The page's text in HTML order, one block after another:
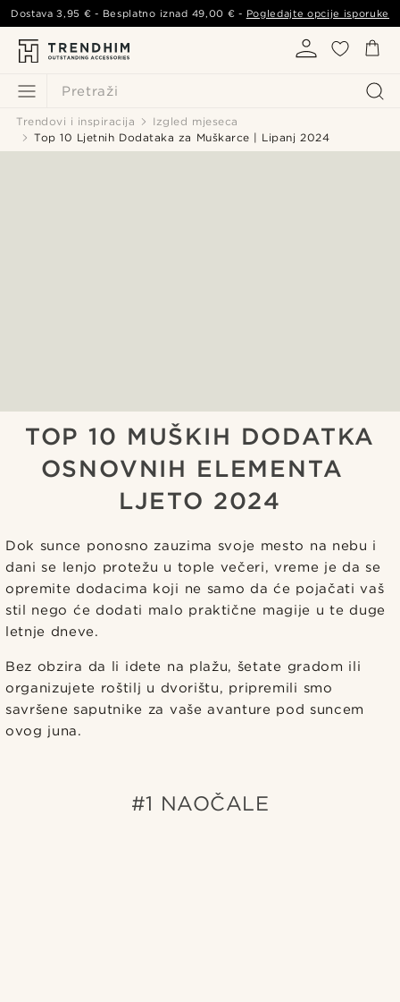
Pretraži
Dostava3,95 € - Besplatno iznad 49,00 € - Pogledajte opcije isporuke
Trendovi i inspiracija
Izgled mjeseca
Top 10 Ljetnih Dodataka za Muškarce | Lipanj 2024
TOP 10 MUŠKIH DODATKA
OSNOVNIH ELEMENTA
LJETO 2024
Dok sunce ponosno zauzima svoje mesto na nebu i
dani se lenjo protežu u tople večeri, vreme je da se
opremite dodacima koji ne samo da će pojačati vaš
stil nego će dodati malo praktične magije u te duge
letnje dneve.
Bez obzira da li idete na plažu, šetate gradom ili
organizujete roštilj u dvorištu, pripremili smo
savršene saputnike za vaše avanture pod suncem
ovog juna.
#1 NAOČALE